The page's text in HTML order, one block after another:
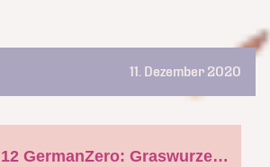
11. Dezember 2020